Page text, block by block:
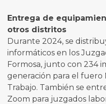
Entrega de
otros distritos
Durante 2024, se
informáticos en los
Formosa, junto con 234
generación para el fuero
Trabajo. También se
Zoom para juzgados